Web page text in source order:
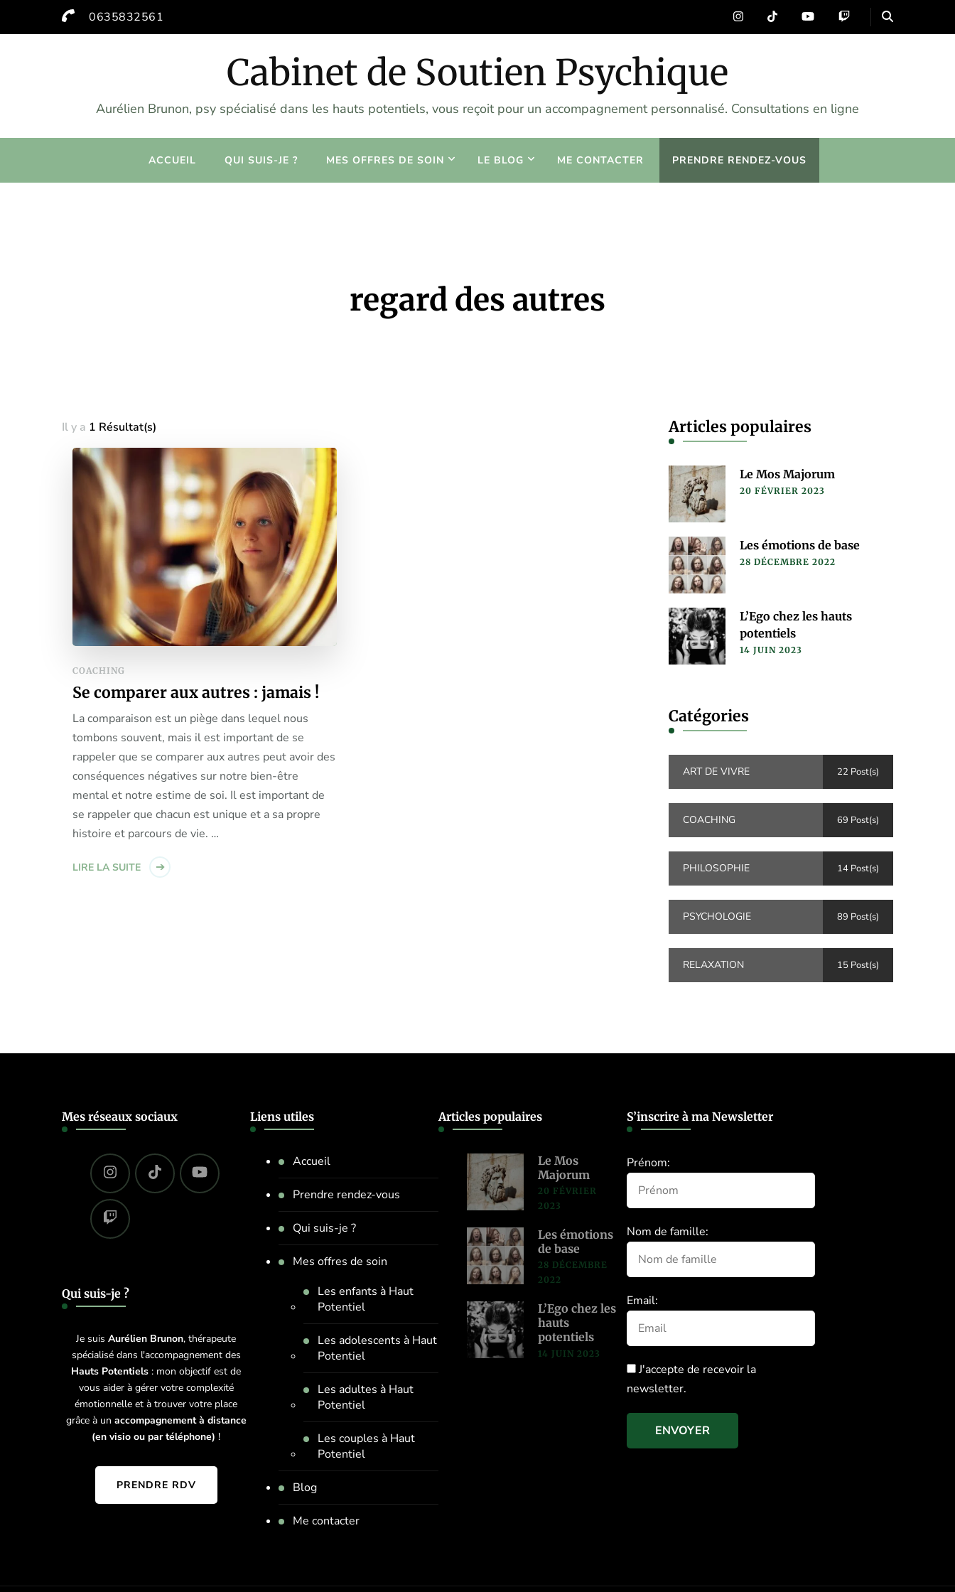
0635832561
Cabinet de Soutien Psychique
Aurélien Brunon, psy spécialisé dans les hauts potentiels, vous reçoit pour un accompagnement personnalisé. Consultations en ligne
ACCUEIL QUI SUIS-JE ? MES OFFRES DE SOIN LE BLOG ME CONTACTER PRENDRE RENDEZ-VOUS
regard des autres
Il y a 1 Résultat(s)
COACHING
Se comparer aux autres : jamais !
La comparaison est un piège dans lequel nous
tombons souvent, mais il est important de se
rappeler que se comparer aux autres peut avoir des
conséquences négatives sur notre bien-être
mental et notre estime de soi. Il est important de
se rappeler que chacun est unique et a sa propre
histoire et parcours de vie. …
LIRE LA SUITE
Articles populaires
Le Mos Majorum
20 FÉVRIER 2023
Les émotions de base
28 DÉCEMBRE 2022
L’Ego chez les hauts
potentiels
14 JUIN 2023
Catégories
ART DE VIVRE 22 Post(s)
COACHING 69 Post(s)
PHILOSOPHIE 14 Post(s)
PSYCHOLOGIE 89 Post(s)
RELAXATION 15 Post(s)
Mes réseaux sociaux
Qui suis-je ?
Je suisAurélien Brunon, thérapeute
spécialisé dans l'accompagnement des
Hauts Potentiels : mon objectif est de
vous aider à gérer votre complexité
émotionnelle et à trouver votre place
grâce à un accompagnement à distance
(en visio ou par téléphone) !
PRENDRE RDV
Liens utiles
Accueil
Prendre rendez-vous
Qui suis-je ?
Mes offres de soin
Les enfants à Haut
Potentiel
Les adolescents à Haut
Potentiel
Les adultes à Haut
Potentiel
Les couples à Haut
Potentiel
Blog
Me contacter
Articles populaires
Le Mos
Majorum
20 FÉVRIER
2023
Les émotions
de base
28 DÉCEMBRE
2022
L’Ego chez les
hauts
potentiels
14 JUIN 2023
S’inscrire à ma Newsletter
Prénom:
Nom de famille:
Email:
J'accepte de recevoir la
newsletter.
ENVOYER